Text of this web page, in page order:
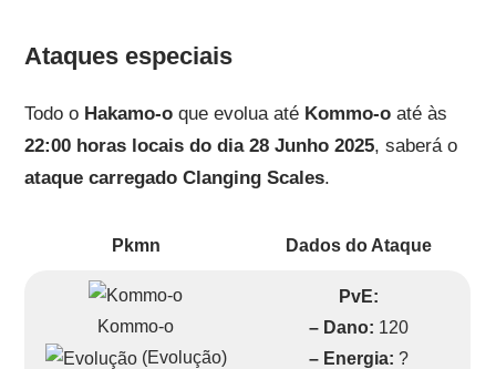
Ataques especiais
Todo o Hakamo-oque evolua até Kommo-oaté às
22:00 horas locais do dia 28 Junho 2025, saberá o
ataque carregado Clanging Scales.
Pkmn Dados do Ataque
Kommo-o
(Evolução)
PvE:
– Dano: 120
– Energia: ?